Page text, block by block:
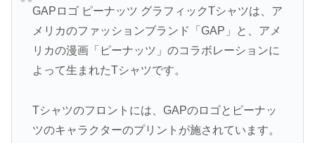
GAPロゴ ピーナッツ グラフィックTシャツは、ア
メリカのファッションブランド「GAP」と、アメ
リカの漫画「ピーナッツ」のコラボレーションに
よって生まれたTシャツです。
Tシャツのフロントには、GAPのロゴとピーナッ
ツのキャラクターのプリントが施されています。